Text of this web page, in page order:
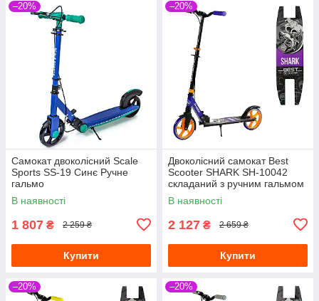
–20%
Самокат двоколісний Scale
Sports SS-19 Синє Ручне
гальмо
В наявності
1 807 ₴ 2 259 ₴
Купити
–20%
Двоколісний самокат Best
Scooter SHARK SH-10042
складаний з ручним гальмом
і амортизатором синій
В наявності
2 127 ₴ 2 659 ₴
Купити
–20% –20%